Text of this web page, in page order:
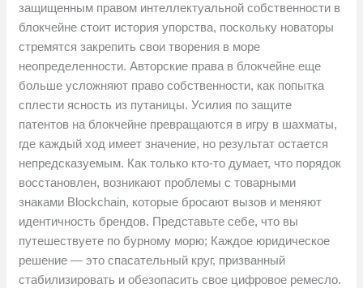
защищенным правом интеллектуальной собственности в
блокчейне стоит история упорства, поскольку новаторы
стремятся закрепить свои творения в море
неопределенности. Авторские права в блокчейне еще
больше усложняют право собственности, как попытка
сплести ясность из путаницы. Усилия по защите
патентов на блокчейне превращаются в игру в шахматы,
где каждый ход имеет значение, но результат остается
непредсказуемым. Как только кто-то думает, что порядок
восстановлен, возникают проблемы с товарными
знаками Blockchain, которые бросают вызов и меняют
идентичность брендов. Представьте себе, что вы
путешествуете по бурному морю; Каждое юридическое
решение — это спасательный круг, призванный
стабилизировать и обезопасить свое цифровое ремесло.